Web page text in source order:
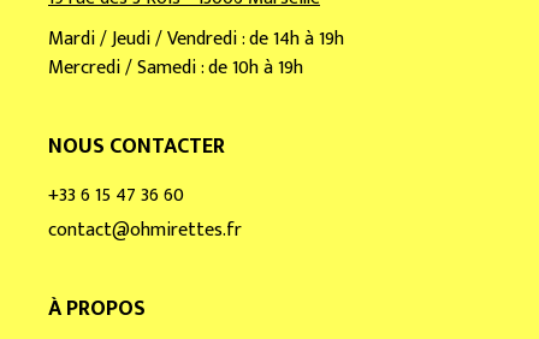
Mardi / Jeudi / Vendredi : de 14h à 19h
Mercredi / Samedi : de 10h à 19h
NOUS CONTACTER
+33 6 15 47 36 60
contact@ohmirettes.fr
À PROPOS